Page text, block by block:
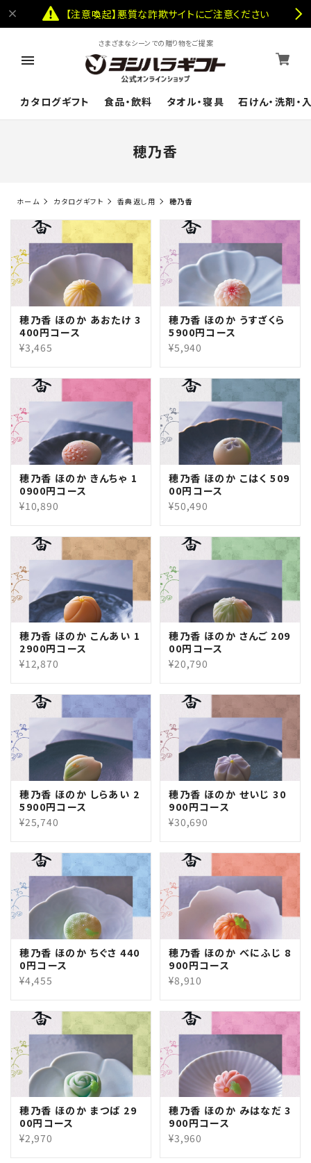
【注意喚起】悪質な詐欺サイトにご注意ください
さまざまなシーンでの贈り物をご提案
カタログギフト 食品・飲料 タオル・寝具 石けん・洗剤・
穂乃香
ホーム カタログギフト 香典返し用 穂乃香
穂乃香 ほのか あおたけ 3
400円コース
¥3,465
穂乃香 ほのか うすざくら
5900円コース
¥5,940
穂乃香 ほのか きんちゃ 1
0900円コース
¥10,890
穂乃香 ほのか こはく 509
00円コース
¥50,490
穂乃香 ほのか こんあい 1
2900円コース
¥12,870
穂乃香 ほのか さんご 209
00円コース
¥20,790
穂乃香 ほのか しらあい 2
5900円コース
¥25,740
穂乃香 ほのか せいじ 30
900円コース
¥30,690
穂乃香 ほのか ちぐさ 440
0円コース
¥4,455
穂乃香 ほのか べにふじ 8
900円コース
¥8,910
穂乃香 ほのか まつば 29
00円コース
¥2,970
穂乃香 ほのか みはなだ 3
900円コース
¥3,960